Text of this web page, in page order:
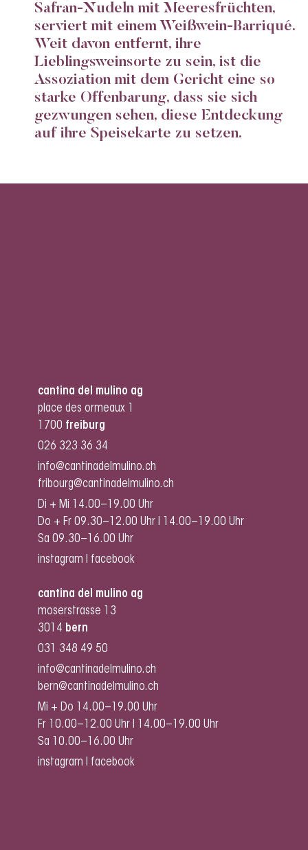
Safran-Nudeln mit Meeresfrüchten,
serviert mit einem Weißwein-Barriqué.
Weit davon entfernt, ihre
Lieblingsweinsorte zu sein, ist die
Assoziation mit dem Gericht eine so
starke Offenbarung, dass sie sich
gezwungen sehen, diese Entdeckung
auf ihre Speisekarte zu setzen.
cantina del mulino ag
place des ormeaux 1
1700 freiburg
026 323 36 34
info@cantinadelmulino.ch
fribourg@cantinadelmulino.ch
Di + Mi 14.00–19.00 Uhr
Do + Fr 09.30–12.00 Uhr I 14.00–19.00 Uhr
Sa 09.30–16.00 Uhr
instagram
facebook
cantina del mulino ag
moserstrasse 13
3014 bern
031 348 49 50
info@cantinadelmulino.ch
bern@cantinadelmulino.ch
Mi + Do 14.00–19.00 Uhr
Fr 10.00–12.00 Uhr I 14.00–19.00 Uhr
Sa 10.00–16.00 Uhr
instagram
facebook